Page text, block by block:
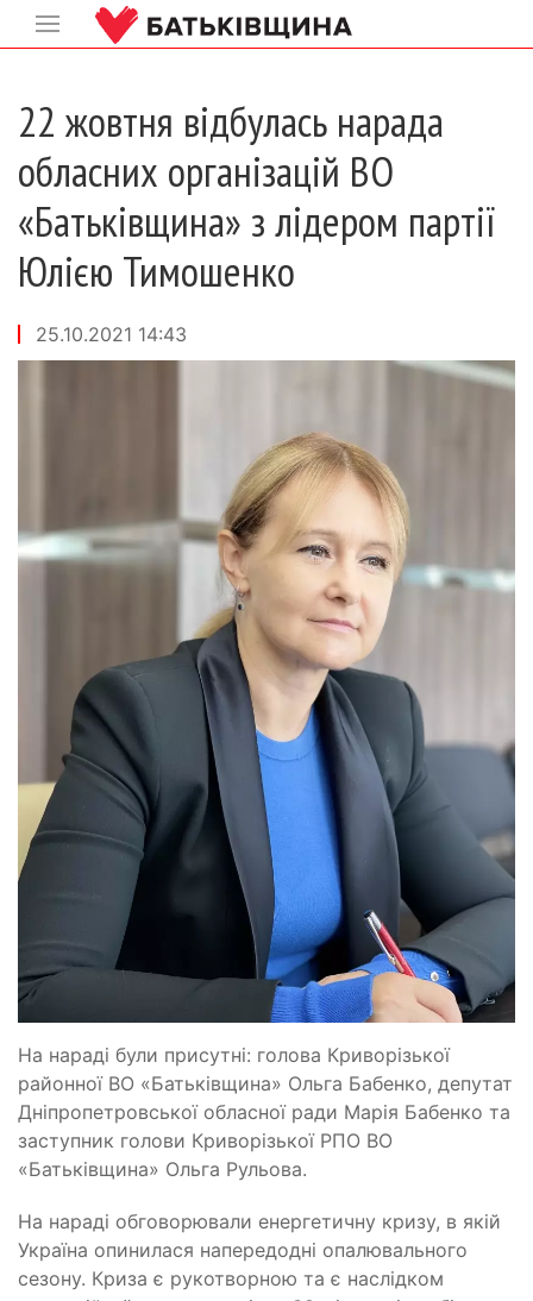
22 жовтня відбулась нарада
обласних організацій ВО
«Батьківщина» з лідером партії
Юлією Тимошенко
25.10.2021 14:43
На нараді були присутні: голова Криворізької
районної ВО «Батьківщина» Ольга Бабенко, депутат
Дніпропетровської обласної ради Марія Бабенко та
заступник голови Криворізької РПО ВО
«Батьківщина» Ольга Рульова.
На нараді обговорювали енергетичну кризу, в якій
Україна опинилася напередодні опалювального
сезону. Криза є рукотворною та є наслідком